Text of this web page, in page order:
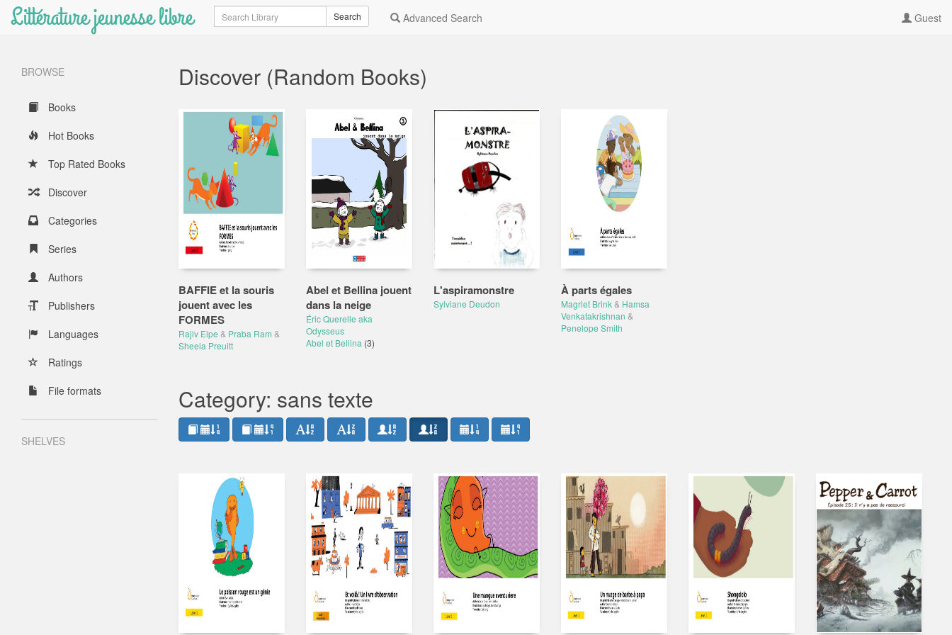
Littérature jeunesse libre Search Search Advanced Search Guest
BROWSE
Books
Hot Books
Top Rated Books
Discover
Categories
Series
Authors
Publishers
Languages
Ratings
File formats
SHELVES
Discover (Random Books)
BAFFIE et la souris
jouent avec les
FORMES
Rajiv Eipe & Praba Ram &
Sheela Preuitt
Abel et Bellina jouent
dans la neige
Éric Querelle aka
Odysseus
Abel et Bellina (3)
L'aspiramonstre
Sylviane Deudon
À parts égales
Magriet Brink & Hamsa
Venkatakrishnan &
Penelope Smith
Category: sans texte